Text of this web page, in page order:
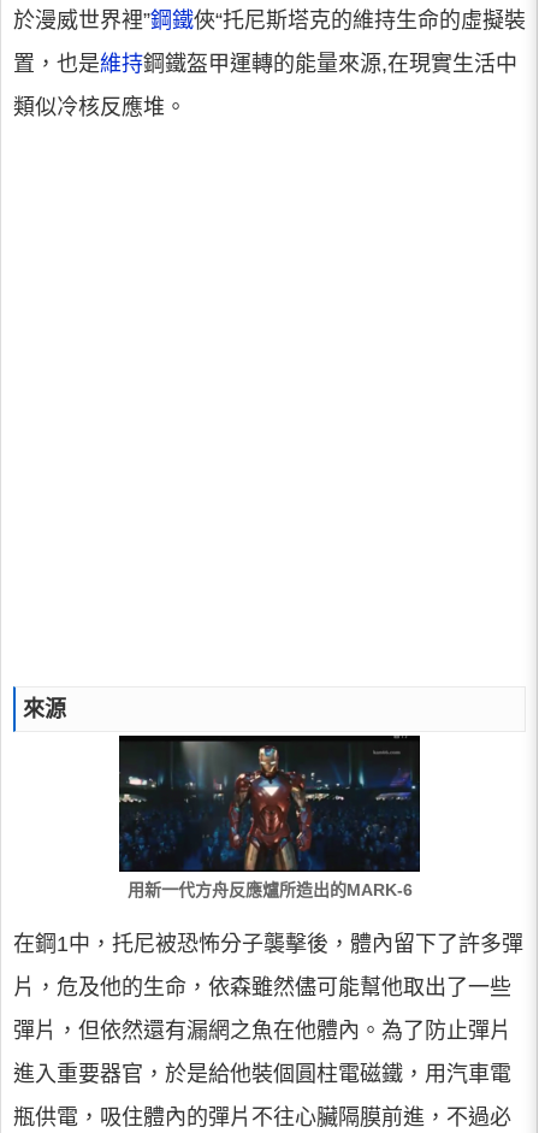
於漫威世界裡”鋼鐵俠“托尼斯塔克的維持生命的虛擬裝
置，也是維持鋼鐵盔甲運轉的能量來源,在現實生活中
類似冷核反應堆。
來源
用新一代方舟反應爐所造出的MARK-6
在鋼1中，托尼被恐怖分子襲擊後，體內留下了許多彈
片，危及他的生命，依森雖然儘可能幫他取出了一些
彈片，但依然還有漏網之魚在他體內。為了防止彈片
進入重要器官，於是給他裝個圓柱電磁鐵，用汽車電
瓶供電，吸住體內的彈片不往心臟隔膜前進，不過必